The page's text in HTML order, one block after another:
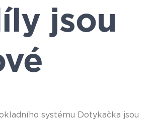
jsou
systému Dotykačka jsou